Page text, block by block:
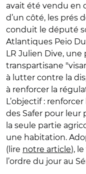
avait été vendu en
d’un côté, les prés
conduit le député
Atlantiques Peio
LR Julien Dive, une
transpartisane
à lutter contre la
à renforcer la
L’objectif :
des Safer pour
la seule partie
une habitation.
(lire notre article),
l’ordre du jour au